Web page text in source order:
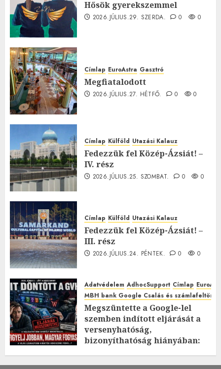
Hősök gyerekszemmel
2026.JÚLIUS.29. SZERDA. 0 0
Címlap EuroAstra Gasztró
Megfiatalodott
2026.JÚLIUS.27. HÉTFŐ. 0 0
Címlap Külföld Utazási Kalauz
Fedezzük fel Közép-Ázsiát! –
IV. rész
2026.JÚLIUS.25. SZOMBAT. 0 0
Címlap Külföld Utazási Kalauz
Fedezzük fel Közép-Ázsiát! –
III. rész
2026.JÚLIUS.24. PÉNTEK. 0 0
Adatvédelem AdhocSupport Címlap
MBH bank Google Csalás és
Megszüntette a Google-lel
szemben indított eljárását a
versenyhatóság,
bizonyíthatóság hiányában:
2026.JÚLIUS.23. CSÜTÖRTÖK.
0